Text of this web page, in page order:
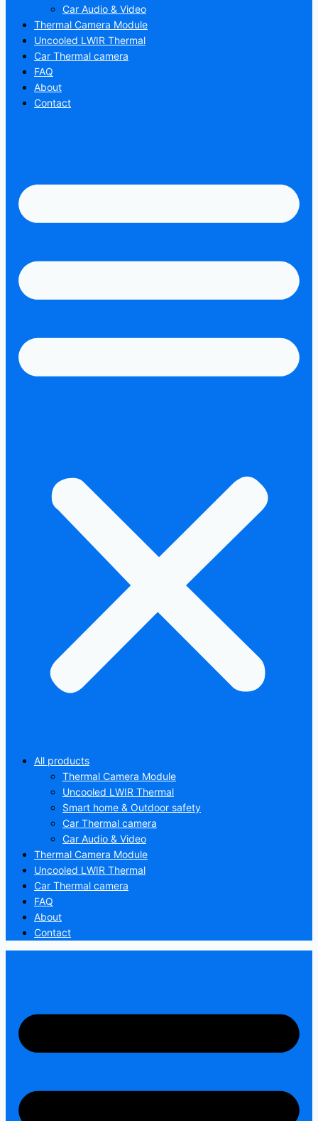
Car Audio & Video
Thermal Camera Module
Uncooled LWIR Thermal
Car Thermal camera
FAQ
About
Contact
All products
Thermal Camera Module
Uncooled LWIR Thermal
Smart home & Outdoor safety
Car Thermal camera
Car Audio & Video
Thermal Camera Module
Uncooled LWIR Thermal
Car Thermal camera
FAQ
About
Contact